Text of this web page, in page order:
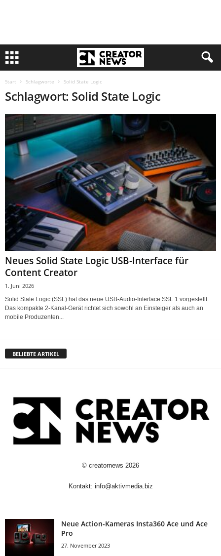
Start Schlagworte Solid State Logic
Schlagwort: Solid State Logic
Neues Solid State Logic USB-Interface für
Content Creator
1. Juni 2026
Solid State Logic (SSL) hat das neue USB-Audio-Interface SSL 1 vorgestellt.
Das kompakte 2-Kanal-Gerät richtet sich sowohl an Einsteiger als auch an
mobile Produzenten...
BELIEBTE ARTIKEL
© creatornews 2026
Kontakt: info@aktivmedia.biz
Neue Action-Kameras Insta360 Ace und Ace
Pro
27. November 2023